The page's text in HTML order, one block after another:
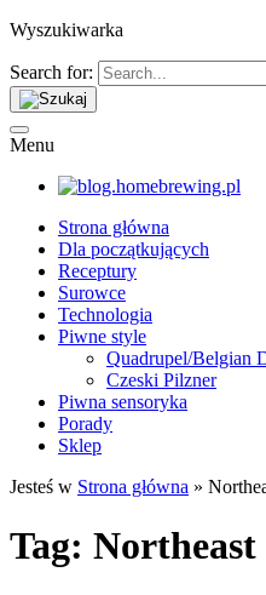
Wyszukiwarka
Search for:
Menu
Strona główna
Dla początkujących
Receptury
Surowce
Technologia
Piwne style
Quadrupel/Belgian
Czeski Pilzner
Piwna sensoryka
Porady
Sklep
Jesteś w Strona główna »
Tag: